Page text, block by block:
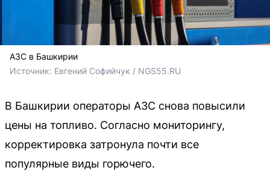
АЗС в Башкирии
Источник: Евгений Софийчук / NGS55.RU
В Башкирии операторы АЗС снова повысили
цены на топливо. Согласно мониторингу,
корректировка затронула почти все
популярные виды горючего.